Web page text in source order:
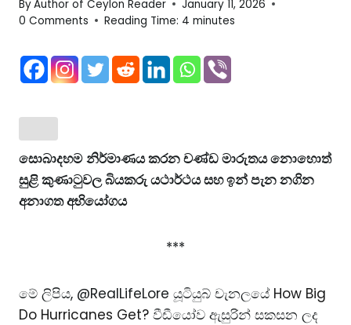
ByAuthor of Ceylon Reader
January 11, 2026
0 Comments
Reading Time: 4 minutes
සොබාදහම නිර්මාණය කරන චණ්ඩ මාරුතය නොහොත්
සුළි කුණාටුවල බියකරු යථාර්ථය සහ ඉන් පැන නගින
අනාගත අභියෝගය
***
මේ ලිපිය, @RealLifeLore යූටියුබ් චැනලයේ How Big
Do Hurricanes Get? වීඩීයෝව ඇසුරින් සකසන ලද